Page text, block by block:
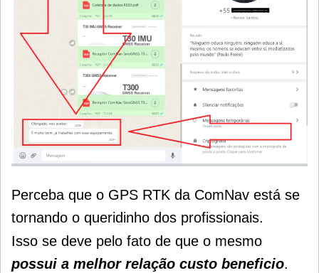
Perceba que o GPS RTK da ComNav está se
tornando o queridinho dos profissionais.
Isso se deve pelo fato de que o mesmo
possui a melhor relação custo beneficio.